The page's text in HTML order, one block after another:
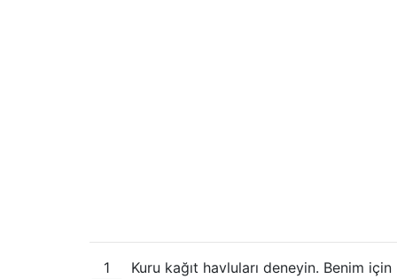
1
Kuru kağıt havluları deneyin. Benim için